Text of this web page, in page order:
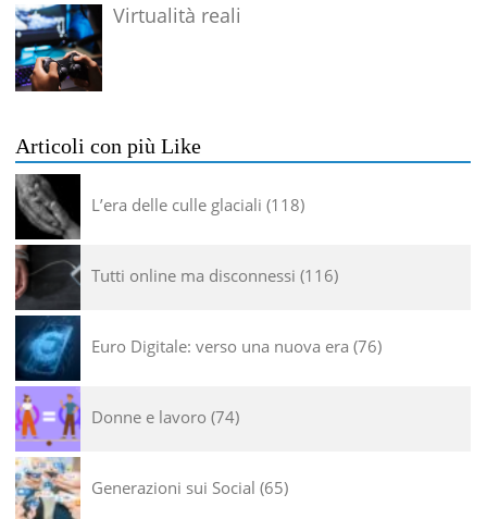
Virtualità reali
Articoli con più Like
L’era delle culle glaciali 118
Tutti online ma disconnessi 116
Euro Digitale: verso una nuova era 76
Donne e lavoro 74
Generazioni sui Social 65